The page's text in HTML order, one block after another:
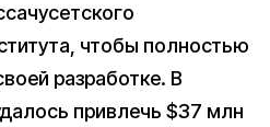
чтобы полностью
разработке. В
привлечь $37 млн